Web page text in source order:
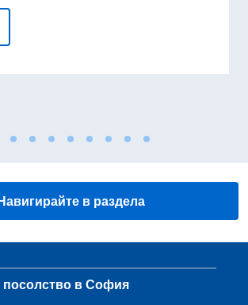
в раздела
footer
посолство в София